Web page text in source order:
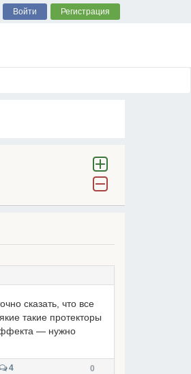
Войти Регистрация
сказать, что все
такие протекторы
— нужно
4 0